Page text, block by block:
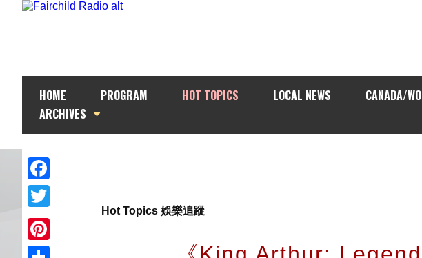
HOME PROGRAM HOT TOPICS LOCAL NEWS CANADA/
ARCHIVES
Facebook
Twitter
Pinterest
Hot Topics 娛樂追蹤